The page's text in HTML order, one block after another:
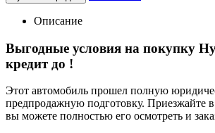
Описание
Выгодные условия на покупку
кредит до !
Этот автомобиль прошел полную
предпродажную подготовку. Приезжайте в
вы можете полностью его осмотреть и